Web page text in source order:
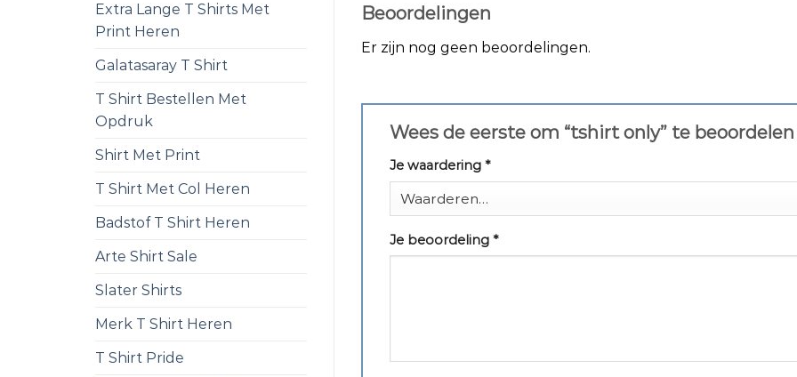
Extra Lange T Shirts Met
Print Heren
Galatasaray T Shirt
T Shirt Bestellen Met
Opdruk
Shirt Met Print
T Shirt Met Col Heren
Badstof T Shirt Heren
Arte Shirt Sale
Slater Shirts
Merk T Shirt Heren
T Shirt Pride
Beoordelingen
Er zijn nog geen beoordelingen.
Wees de eerste om “tshirt only” te
Je waardering *
Je beoordeling *